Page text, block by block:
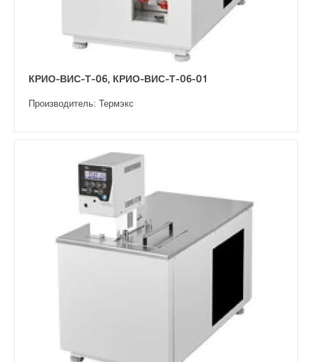
КРИО-ВИС-Т-06, КРИО-ВИС-Т-06-01
Производитель: Термэкс